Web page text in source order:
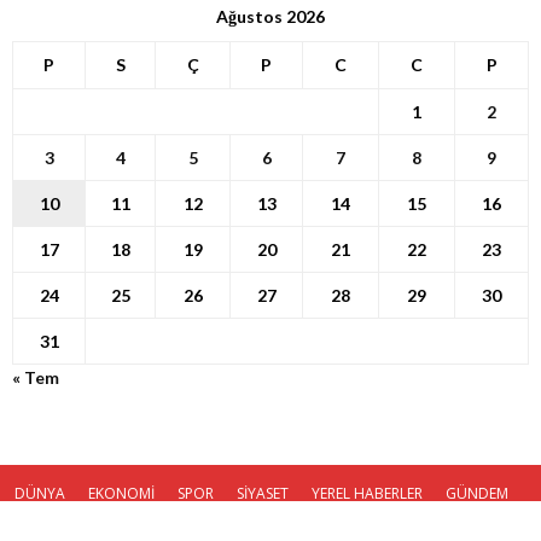
Ağustos 2026
P S Ç P C C P
1 2
3 4 5 6 7 8 9
10 11 12 13 14 15 16
17 18 19 20 21 22 23
24 25 26 27 28 29 30
31
« Tem
DÜNYA EKONOMİ SPOR SİYASET YEREL HABERLER
GÜNDEM